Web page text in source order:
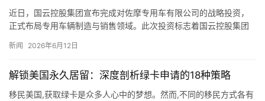
近日，国云控股集团宣布完成对佐摩专用车有限公司的战略投资，
正式布局专用车辆制造与销售领域。此次投资标志着国云控股集团
用车的…
新闻 2026年6月12日
解锁美国永久居留：深度剖析绿卡申请的18种策略
移民美国,获取绿卡是众多人心中的梦想。然而,不同的移民方式各有